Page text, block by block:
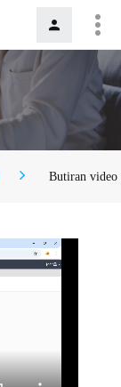
Butiran video